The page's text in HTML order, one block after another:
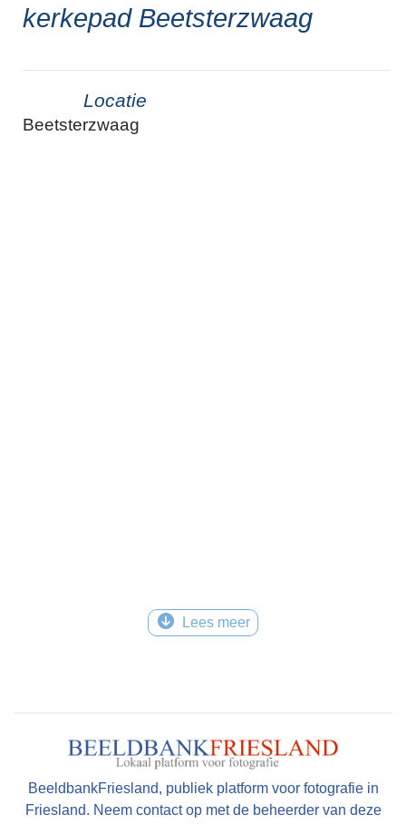
kerkepad Beetsterzwaag
Locatie
Beetsterzwaag
Lees meer
BeeldbankFriesland, publiek platform voor fotografie in
Friesland. Neem contact op met de beheerder van deze